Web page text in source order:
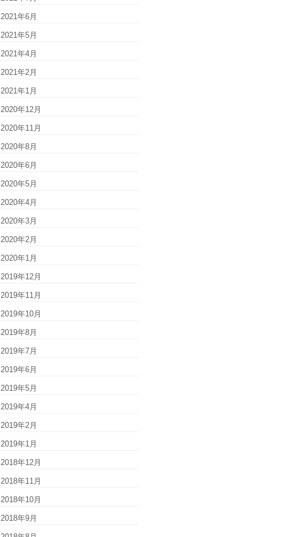
2021年6月
2021年5月
2021年4月
2021年2月
2021年1月
2020年12月
2020年11月
2020年8月
2020年6月
2020年5月
2020年4月
2020年3月
2020年2月
2020年1月
2019年12月
2019年11月
2019年10月
2019年8月
2019年7月
2019年6月
2019年5月
2019年4月
2019年2月
2019年1月
2018年12月
2018年11月
2018年10月
2018年9月